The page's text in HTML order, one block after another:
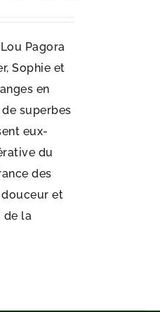
Pagora
Sophie et
en
superbes
eux-
du
des
et
de la